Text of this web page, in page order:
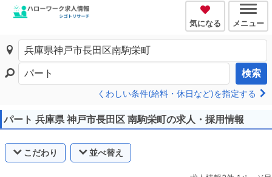
気になる メニュー
検索
くわしい条件(給料・休日など)を指定する
パート 兵庫県 神戸市長田区 南駒栄町の求人・採用情報
こだわり 並べ替え